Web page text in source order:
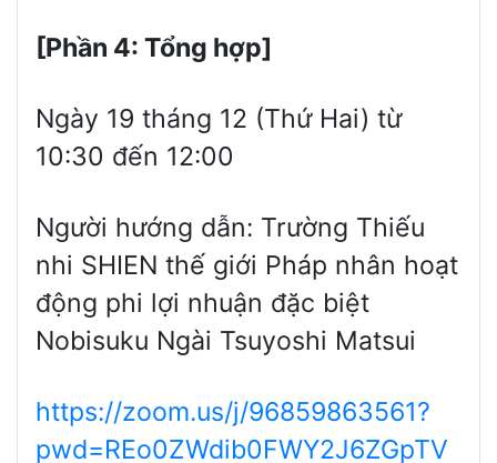
[Phần 4: Tổng hợp]
Ngày 19 tháng 12 (Thứ Hai) từ
10:30 đến 12:00
Người hướng dẫn: Trường Thiếu
nhi SHIEN thế giới Pháp nhân hoạt
động phi lợi nhuận đặc biệt
Nobisuku Ngài Tsuyoshi Matsui
https://zoom.us/j/96859863561?
pwd=REo0ZWdib0FWY2J6ZGpTV